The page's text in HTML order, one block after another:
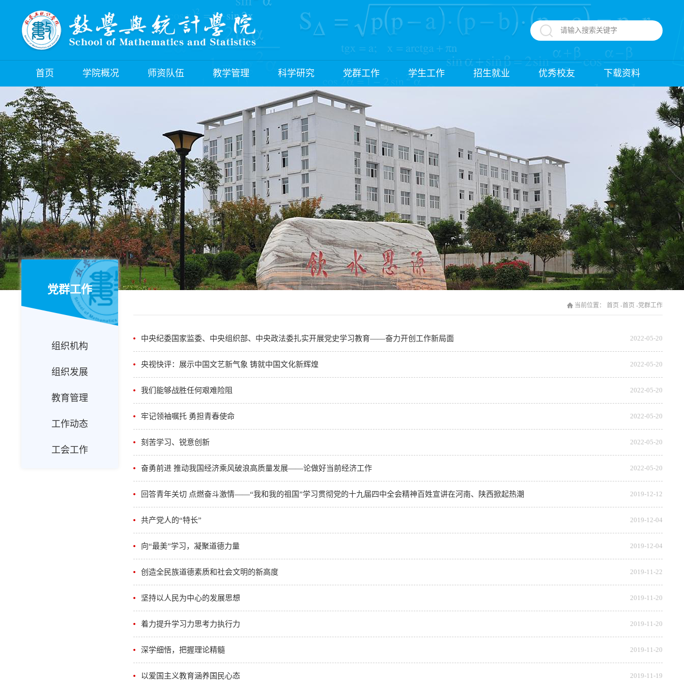
首页 学院概况 师资队伍 教学管理 科学研究 党群工作 学生工作 招生就业 优秀校友 下载资料
党群工作
组织机构
组织发展
教育管理
工作动态
工会工作
当前位置： 首页 -首页 -党群工作
中央纪委国家监委、中央组织部、中央政法委扎实开展党史学习教育——奋力开创工作新局面 2022-05-20
央视快评：展示中国文艺新气象 铸就中国文化新辉煌 2022-05-20
我们能够战胜任何艰难险阻 2022-05-20
牢记领袖嘱托 勇担青春使命 2022-05-20
刻苦学习、锐意创新 2022-05-20
奋勇前进 推动我国经济乘风破浪高质量发展——论做好当前经济工作 2022-05-20
回答青年关切 点燃奋斗激情——“我和我的祖国”学习贯彻党的十九届四中全会精神百姓宣讲在河南、陕西掀起热潮 2019-12-12
共产党人的“特长” 2019-12-04
向“最美”学习，凝聚道德力量 2019-12-04
创造全民族道德素质和社会文明的新高度 2019-11-22
坚持以人民为中心的发展思想 2019-11-20
着力提升学习力思考力执行力 2019-11-20
深学细悟，把握理论精髓 2019-11-20
以爱国主义教育涵养国民心态 2019-11-19